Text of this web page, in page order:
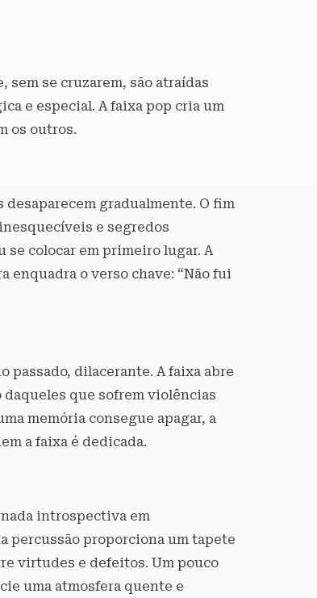
se cruzarem, são atraídas
e especial. A faixa pop cria um
os outros.
gradualmente. O fim
e segredos
colocar em primeiro lugar. A
enquadra o verso chave: “Não fui
passado, dilacerante. A faixa abre
que sofrem violências
memória consegue apagar, a
a faixa é dedicada.
introspectiva em
percussão proporciona um tapete
virtudes e defeitos. Um pouco
uma atmosfera quente e